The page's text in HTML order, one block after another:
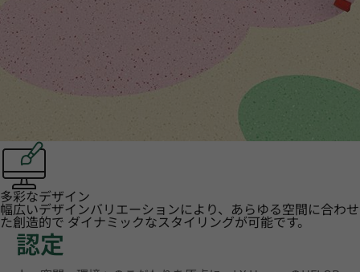
多彩なデザイン
幅広いデザインバリエーションにより、あらゆる空間に合わせ
た創造的で ダイナミックなスタイリングが可能です。
認定